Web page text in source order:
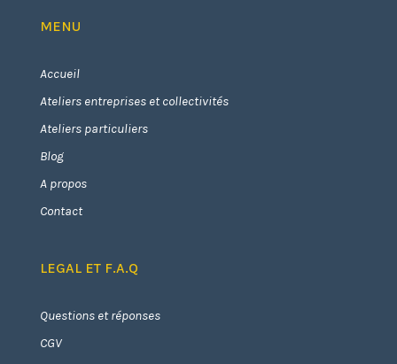
MENU
Accueil
Ateliers entreprises et collectivités
Ateliers particuliers
Blog
A propos
Contact
LEGAL ET F.A.Q
Questions et réponses
CGV